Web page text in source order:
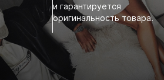
и гарантируется
оригинальность товара.